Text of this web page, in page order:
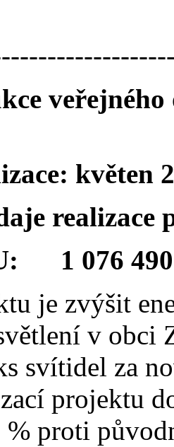
veřejného
květen
1 076
je zvýšit
v obci
svítidel za
projektu
% proti